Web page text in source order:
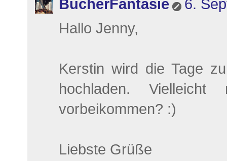
BücherFantasie
6.
Hallo Jenny,
Kerstin wird die Tage
hochladen.
vorbeikommen? :)
Liebste Grüße